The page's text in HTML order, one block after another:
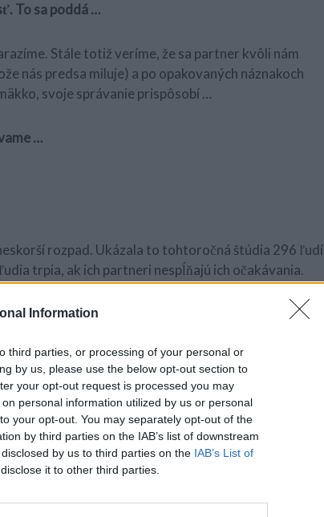
Information
third parties, or processing of your personal or
by us, please use the below opt-out section to
your opt-out request is processed you may
personal information utilized by us or personal
your opt-out. You may separately opt-out of the
by third parties on the IAB’s list of downstream
by us to third parties on the IAB’s List of
it to other third parties.
To sa poddá …
Stále totiž veríme, že sa partner kvôli nám
nás predsa miluje) a po opakovaných náznakoch
svoje správanie prispôsobí …
…
rozpad. Ukázala to tohtoročná štúdia 296 ľudí
trpia, ak ich partneri nespĺňajú ich očakávania.
a čo by robili partneri ich snov. Inými slovami hľadali
s priemerom “lepší”, k predstave princa na bielom
University Maryland poukázala na priamu